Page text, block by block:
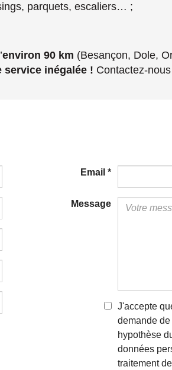
parquets, escaliers… ;
environ 90 km (Besançon, Dole,
service inégalée ! Contactez-
Email*
Message
J'accepte
demande
hypothèse
données
traitement